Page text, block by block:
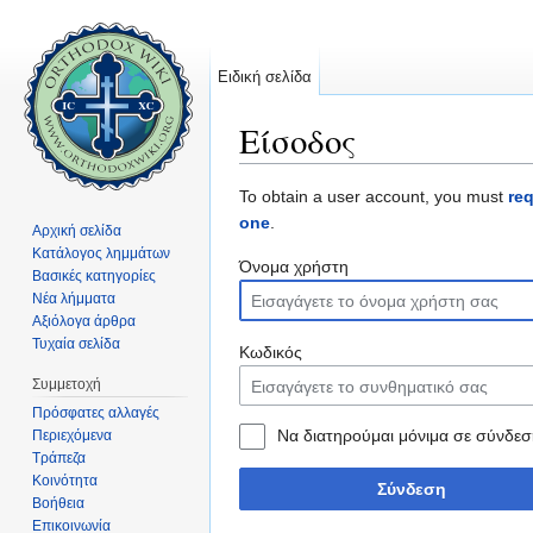
Είσοδος
To obtain a user account, you must
one.
Όνομα χρήστη
Κωδικός
Να διατηρούμαι μόνιμα σε
Σύνδεση
Ειδική σελίδα
Αρχική σελίδα
Κατάλογος λημμάτων
Βασικές κατηγορίες
Νέα λήμματα
Αξιόλογα άρθρα
Τυχαία σελίδα
Συμμετοχή
Πρόσφατες αλλαγές
Περιεχόμενα
Τράπεζα
Κοινότητα
Βοήθεια
Επικοινωνία